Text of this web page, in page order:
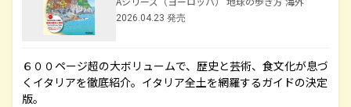
2026.04.23 発売
６００ページ超の大ボリュームで、歴史と芸術、食文化が息づ
くイタリアを徹底紹介。イタリア全土を網羅するガイドの決定
版。